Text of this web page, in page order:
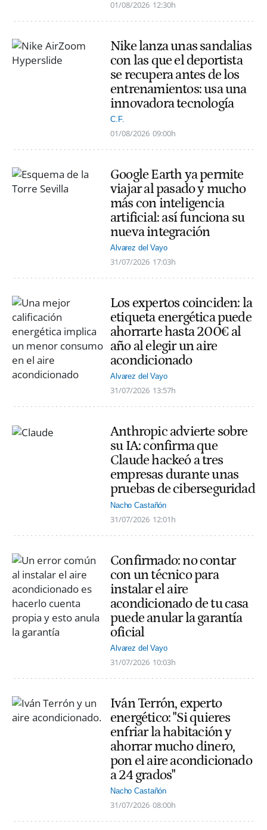
01/08/2026 12:30h
Nike lanza unas sandalias
con las que el deportista
se recupera antes de los
entrenamientos: usa una
innovadora tecnología
C.F.
01/08/2026 09:00h
Google Earth ya permite
viajar al pasado y mucho
más con inteligencia
artificial: así funciona su
nueva integración
Alvarez del Vayo
31/07/2026 17:03h
Los expertos coinciden: la
etiqueta energética puede
ahorrarte hasta 200€ al
año al elegir un aire
acondicionado
Alvarez del Vayo
31/07/2026 13:57h
Anthropic advierte sobre
su IA: confirma que
Claude hackeó a tres
empresas durante unas
pruebas de ciberseguridad
Nacho Castañón
31/07/2026 12:01h
Confirmado: no contar
con un técnico para
instalar el aire
acondicionado de tu casa
puede anular la garantía
oficial
Alvarez del Vayo
31/07/2026 10:03h
Iván Terrón, experto
energético: "Si quieres
enfriar la habitación y
ahorrar mucho dinero,
pon el aire acondicionado
a 24 grados"
Nacho Castañón
31/07/2026 08:00h